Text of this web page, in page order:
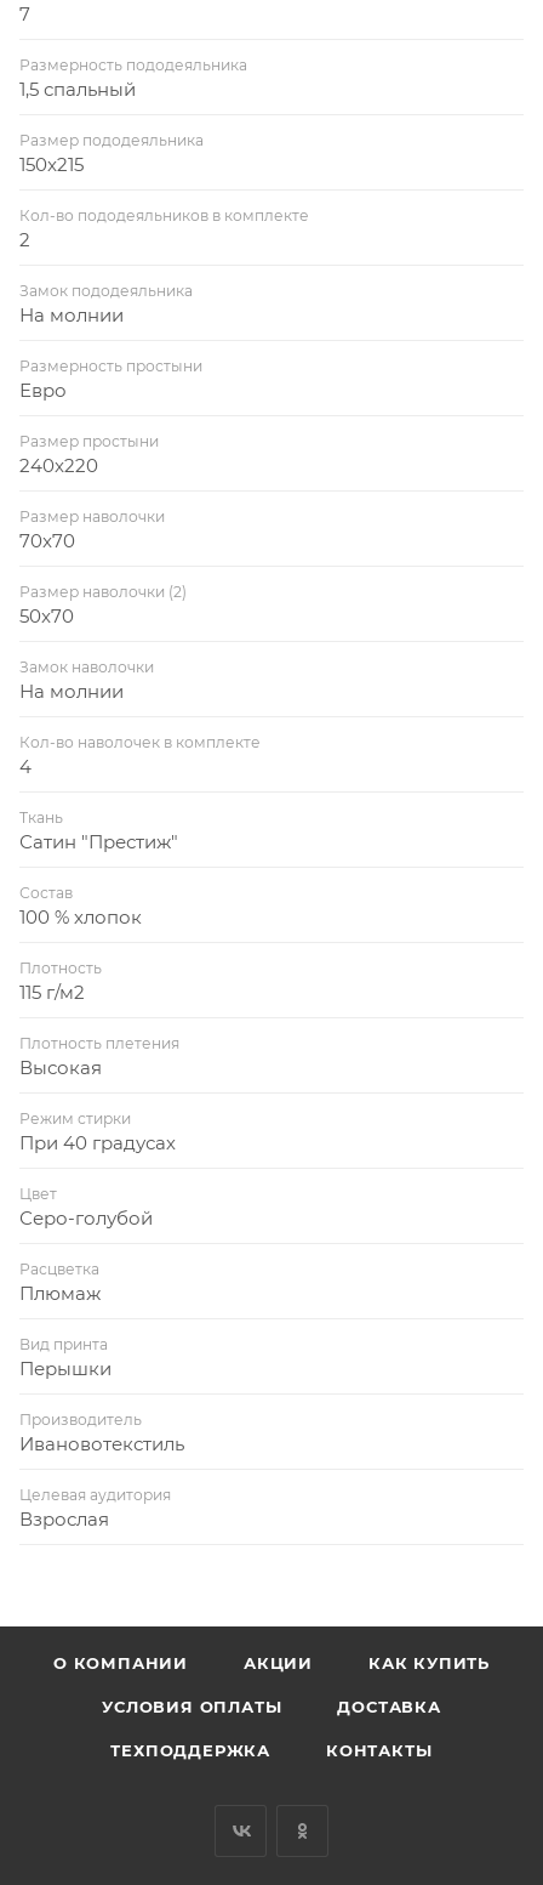
7
Размерность пододеяльника
1,5 спальный
Размер пододеяльника
150x215
Кол-во пододеяльников в комплекте
2
Замок пододеяльника
На молнии
Размерность простыни
Евро
Размер простыни
240x220
Размер наволочки
70x70
Размер наволочки (2)
50x70
Замок наволочки
На молнии
Кол-во наволочек в комплекте
4
Ткань
Сатин "Престиж"
Состав
100 % хлопок
Плотность
115 г/м2
Плотность плетения
Высокая
Режим стирки
При 40 градусах
Цвет
Серо-голубой
Расцветка
Плюмаж
Вид принта
Перышки
Производитель
Ивановотекстиль
Целевая аудитория
Взрослая
О КОМПАНИИ АКЦИИ КАК КУПИТЬ
УСЛОВИЯ ОПЛАТЫ ДОСТАВКА
ТЕХПОДДЕРЖКА КОНТАКТЫ